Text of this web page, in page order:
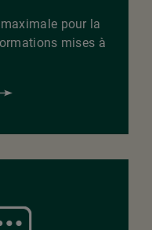
pour la
mises à